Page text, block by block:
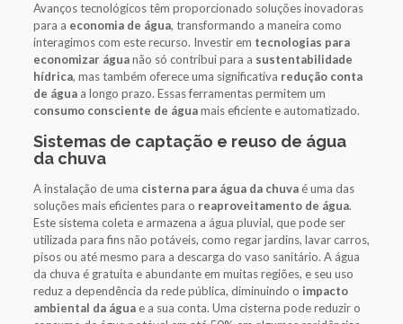
Avanços tecnológicos têm proporcionado soluções inovadoras
para a economia de água, transformando a maneira como
interagimos com este recurso. Investir em tecnologias para
economizar águanão só contribui para a sustentabilidade
hídrica, mas também oferece uma significativa redução conta
de águaa longo prazo. Essas ferramentas permitem um
consumo consciente de águamais eficiente e automatizado.
Sistemas de captação e reuso de água
da chuva
A instalação de uma cisterna para água da chuvaé uma das
soluções mais eficientes para o reaproveitamento de água.
Este sistema coleta e armazena a água pluvial, que pode ser
utilizada para fins não potáveis, como regar jardins, lavar carros,
pisos ou até mesmo para a descarga do vaso sanitário. A água
da chuva é gratuita e abundante em muitas regiões, e seu uso
reduz a dependência da rede pública, diminuindo o impacto
ambiental da águae a sua conta. Uma cisterna pode reduzir o